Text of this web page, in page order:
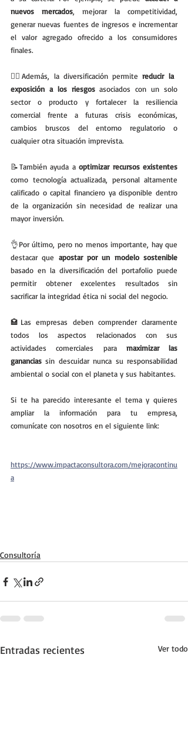
nuevos mercados, mejorar la competitividad,
generar nuevas fuentes de ingresos e incrementar
el valor agregado ofrecido a los consumidores
finales.
💁‍♂️Además, la diversificación permite reducir la
exposición a los riesgos asociados con un solo
sector o producto y fortalecer la resiliencia
comercial frente a futuras crisis económicas,
cambios bruscos del entorno regulatorio o
cualquier otra situación imprevista.
📝También ayuda a optimizar recursos existentes
como tecnología actualizada, personal altamente
calificado o capital financiero ya disponible dentro
de la organización sin necesidad de realizar una
mayor inversión.
👌Por último, pero no menos importante, hay que
destacar que apostar por un modelo sostenible
basado en la diversificación del portafolio puede
permitir obtener excelentes resultados sin
sacrificar la integridad ética ni social del negocio.
🏩Las empresas deben comprender claramente
todos los aspectos relacionados con sus
actividades comerciales para maximizar las
ganancias sin descuidar nunca su responsabilidad
ambiental o social con el planeta y sus habitantes.
Si te ha parecido interesante el tema y quieres
ampliar la información para tu empresa,
comunícate con nosotros en el siguiente link:
https://www.impactaconsultora.com/mejoracontinu
a
Consultoría
Entradas recientes Ver todo